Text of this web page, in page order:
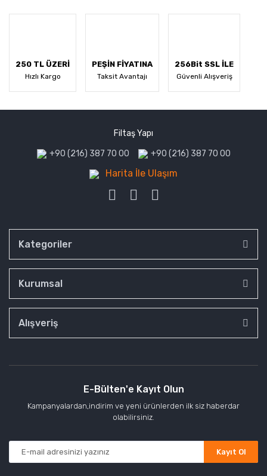
250 TL ÜZERİ
Hızlı Kargo
PEŞİN FİYATINA
Taksit Avantajı
256Bit SSL İLE
Güvenli Alışveriş
Filtaş Yapı
+90 (216) 387 70 00 +90 (216) 387 70 00
Harita İle Ulaşım
Kategoriler
Kurumsal
Alışveriş
E-Bülten'e Kayıt Olun
Kampanyalardan,indirim ve yeni ürünlerden ilk siz haberdar
olabilirsiniz.
Kayıt Ol